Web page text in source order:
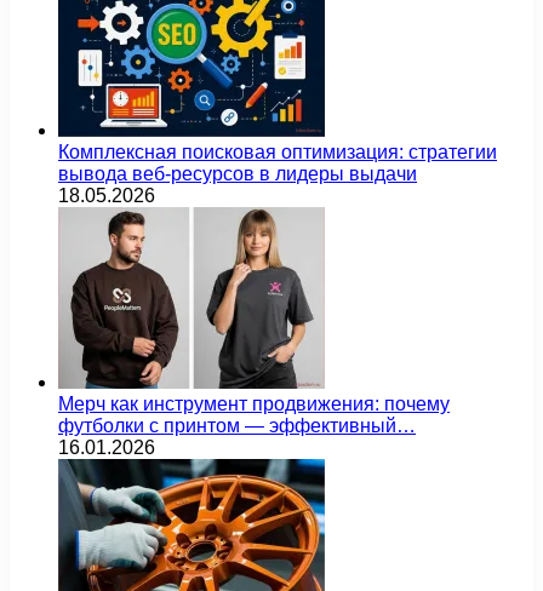
Комплексная поисковая оптимизация: стратегии
вывода веб-ресурсов в лидеры выдачи
18.05.2026
Мерч как инструмент продвижения: почему
футболки с принтом — эффективный…
16.01.2026